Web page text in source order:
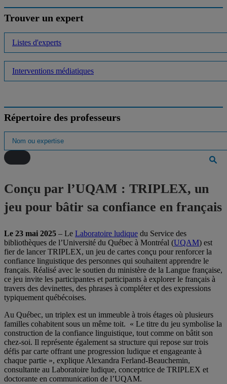
Trouver un expert
Listes d'experts
Interventions médiatiques
Répertoire des professeurs
Conçu par l’UQAM : TRIPLEX, un
jeu pour bâtir sa confiance en français
Le 23 mai 2025 – Le Laboratoire ludique du Service des
bibliothèques de l’Université du Québec à Montréal (UQAM) est
fier de lancer TRIPLEX, un jeu de cartes conçu pour renforcer la
confiance linguistique des personnes qui souhaitent apprendre le
français. Réalisé avec le soutien du ministère de la Langue française,
ce jeu invite les participantes et participants à explorer le français à
travers des devinettes, des phrases à compléter et des expressions
typiquement québécoises.
Au Québec, un triplex est un immeuble à trois étages où plusieurs
familles cohabitent sous un même toit. « Le titre du jeu symbolise la
construction de la confiance linguistique, tout comme on bâtit son
chez-soi. Il représente également sa structure qui repose sur trois
défis par carte offrant une progression ludique et engageante à
chaque partie », explique Alexandra Ferland-Beauchemin,
consultante au Laboratoire ludique, conceptrice de TRIPLEX et
doctorante en communication de l’UQAM.